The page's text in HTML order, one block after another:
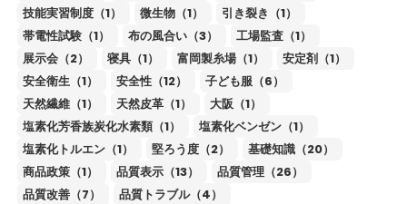
技能実習制度（1）
微生物（1）
引き裂き（1）
帯電性試験（1）
布の風合い（3）
工場監査（1）
展示会（2）
寝具（1） 富岡製糸場（1）
安定剤（1）
安全衛生（1）
安全性（12）
子ども服（6）
天然繊維（1）
天然皮革（1）
大阪（1）
塩素化芳香族炭化水素類（1）
塩素化ベンゼン（1）
塩素化トルエン（1）
堅ろう度（2）
基礎知識（20）
商品政策（1）
品質表示（13）
品質管理（26）
品質改善（7）
品質トラブル（4）